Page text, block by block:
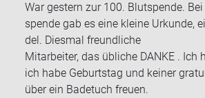
War ges­tern zur 100. Blut­spen­de.
spen­de gab es eine klei­ne Ur­kun­de,
del. Dies­mal freund­li­che
Mit­ar­bei­ter, das üb­li­che DANKE . Ich
ich habe Ge­burts­tag und kei­ner
über ein Ba­de­tuch freu­en.